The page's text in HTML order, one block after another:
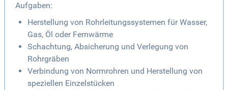
Aufgaben:
Herstellung von Rohrleitungssystemen für Wasser,
Gas, Öl oder Fernwärme
Schachtung, Absicherung und Verlegung von
Rohrgräben
Verbindung von Normrohren und Herstellung von
speziellen Einzelstücken